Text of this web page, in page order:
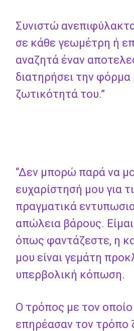
Συνιστώ
σε κάθε γεωμέτρη ή
αναζητά έναν
διατηρήσει την φόρμα
ζωτικότητά του.”
“Δεν μπορώ παρά να
ευχαρίστησή μου για
πραγματικά
απώλεια βάρους.
όπως φαντάζεστε, η
μου είναι γεμάτη
υπερβολική κόπωση.
Ο τρόπος με τον
επηρέασαν τον τρόπο